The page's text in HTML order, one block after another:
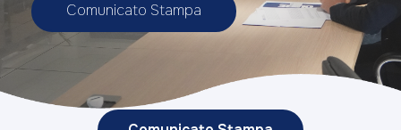
Comunicato Stampa